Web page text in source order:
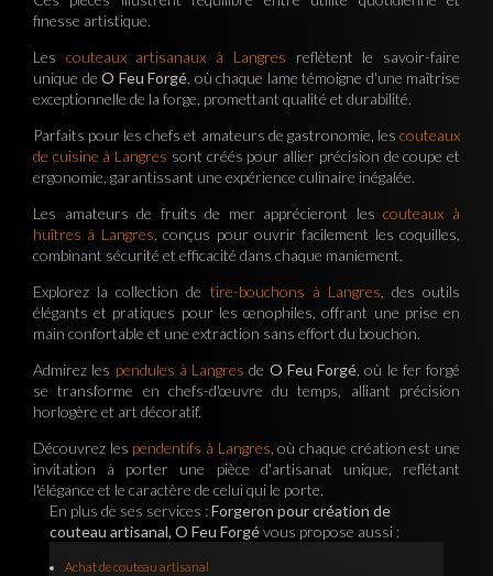
finesse artistique.
Les couteaux artisanaux à Langres reflètent le savoir-faire
unique de O Feu Forgé , où chaque lame témoigne d'une maîtrise
exceptionnelle de la forge, promettant qualité et durabilité.
Parfaits pour les chefs et amateurs de gastronomie, les couteaux
de cuisine à Langres sont créés pour allier précision de coupe et
ergonomie, garantissant une expérience culinaire inégalée.
Les amateurs de fruits de mer apprécieront lescouteaux à
huîtres à Langres , conçus pour ouvrir facilement les coquilles,
combinant sécurité et efficacité dans chaque maniement.
Explorez la collection de tire-bouchons à Langres , des outils
élégants et pratiques pour les œnophiles, offrant une prise en
main confortable et une extraction sans effort du bouchon.
Admirez les pendules à Langres de O Feu Forgé , où le fer forgé
se transforme en chefs-d'œuvre du temps, alliant précision
horlogère et art décoratif.
Découvrez les pendentifs à Langres , où chaque création est une
invitation à porter une pièce d'artisanat unique, reflétant
l'élégance et le caractère de celui qui le porte.
En plus de ses services :Forgeron pour création de
couteau artisanal, O Feu Forgévous propose aussi :
Achat de couteau artisanal